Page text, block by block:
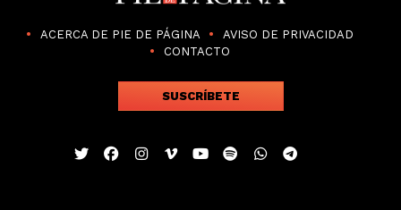
ACERCA DE PIE DE PÁGINA
AVISO DE PRIVACIDAD
CONTACTO
SUSCRÍBETE